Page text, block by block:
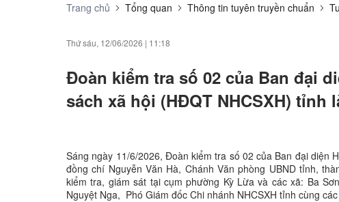
Trang chủ Tổng quan Thông tin tuyên truyền chuẩn
Thứ sáu, 12/06/2026 | 11:18
Đoàn kiểm tra số 02 của Ban đại
sách xã hội (HĐQT NHCSXH) tỉnh
Sáng ngày 11/6/2026, Đoàn kiểm tra số 02 của Ban đại diện
đồng chí Nguyễn Văn Hà, Chánh Văn phòng UBND tỉnh,
kiểm tra, giám sát tại cụm phường Kỳ Lừa và các xã: Ba
Nguyệt Nga, Phó Giám đốc Chi nhánh NHCSXH tỉnh cùng